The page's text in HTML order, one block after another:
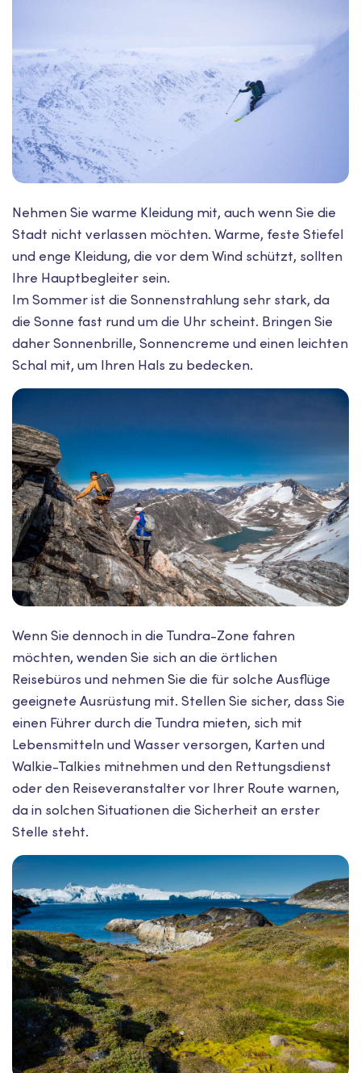
Nehmen Sie warme Kleidung mit, auch wenn Sie die
Stadt nicht verlassen möchten. Warme, feste Stiefel
und enge Kleidung, die vor dem Wind schützt, sollten
Ihre Hauptbegleiter sein.
Im Sommer ist die Sonnenstrahlung sehr stark, da
die Sonne fast rund um die Uhr scheint. Bringen Sie
daher Sonnenbrille, Sonnencreme und einen leichten
Schal mit, um Ihren Hals zu bedecken.
Wenn Sie dennoch in die Tundra-Zone fahren
möchten, wenden Sie sich an die örtlichen
Reisebüros und nehmen Sie die für solche Ausflüge
geeignete Ausrüstung mit. Stellen Sie sicher, dass Sie
einen Führer durch die Tundra mieten, sich mit
Lebensmitteln und Wasser versorgen, Karten und
Walkie-Talkies mitnehmen und den Rettungsdienst
oder den Reiseveranstalter vor Ihrer Route warnen,
da in solchen Situationen die Sicherheit an erster
Stelle steht.